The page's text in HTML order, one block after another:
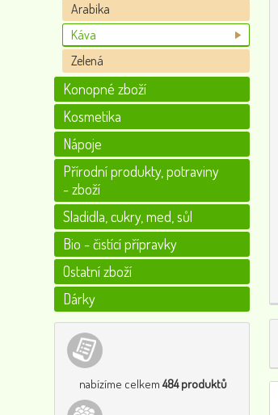
Arabika
Káva
Zelená
Konopné zboží
Kosmetika
Nápoje
Přírodní produkty, potraviny
- zboží
Sladidla, cukry, med, sůl
Bio - čistící přípravky
Ostatní zboží
Dárky
nabízíme celkem484 produktů